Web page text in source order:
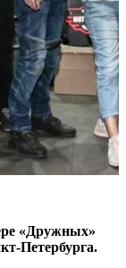
«Дружных»
Петербурга.